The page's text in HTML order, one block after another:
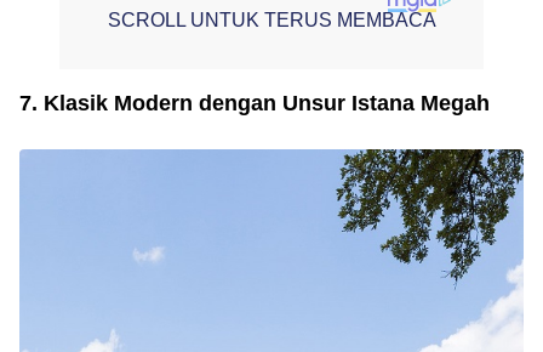
SCROLL UNTUK TERUS MEMBACA
7. Klasik Modern dengan Unsur Istana Megah